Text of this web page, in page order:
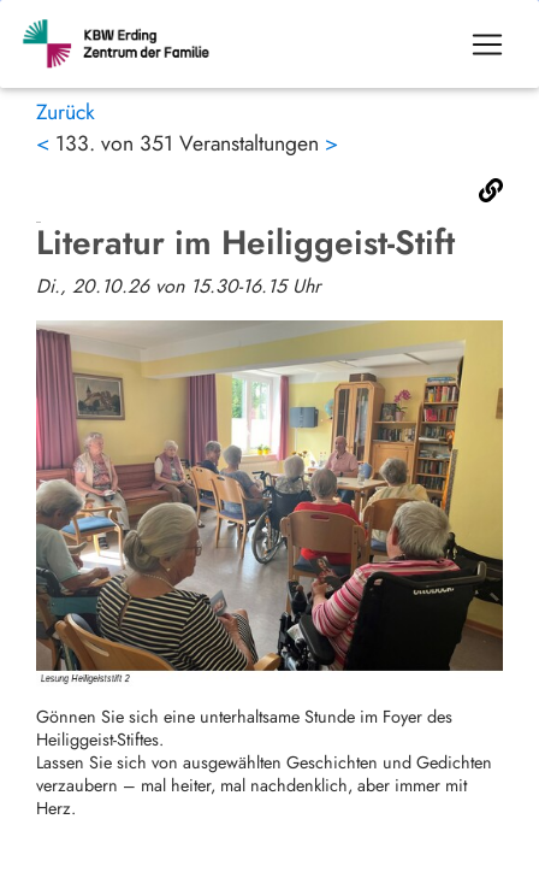
Zurück
< 133. von 351 Veranstaltungen >
Literatur im Heiliggeist-Stift
Di., 20.10.26 von 15.30-16.15 Uhr
Gönnen Sie sich eine unterhaltsame Stunde im Foyer des
Heiliggeist-Stiftes.
Lassen Sie sich von ausgewählten Geschichten und Gedichten
verzaubern – mal heiter, mal nachdenklich, aber immer mit
Herz.